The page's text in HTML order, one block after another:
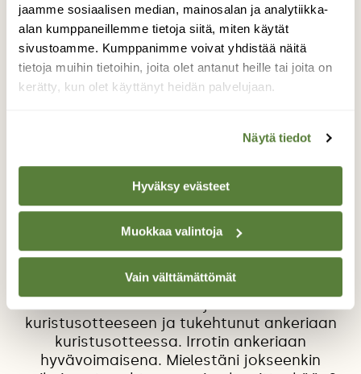
jaamme sosiaalisen median, mainosalan ja analytiikka-
alan kumppaneillemme tietoja siitä, miten käytät
sivustoamme. Kumppanimme voivat yhdistää näitä
tietoja muihin tietoihin, joita olet antanut heille tai joita on
kerätty, kun olet käyttänyt heidän palvelujaan.
Näytä tiedot
Hyväksy evästeet
Muokkaa valintoja
Vain välttämättömät
Luontokuva Kärkölästä
lokakuulta (29.10 2025). Lähetin tämän kuvan
yle luonto .fi mutta eivät tietääkseni
esiintuoneet kuvaa missään. Olin
kalastamassa järvellä kun näin jonkin
kelluvan veden pinnalla. Merimetso oli
ilmeisesti yrittänyt pyydystää ankeriaan
mutta oli kuitenkin joutunut itse
kuristusotteeseen ja tukehtunut ankeriaan
kuristusotteessa. Irrotin ankeriaan
hyvävoimaisena. Mielestäni jokseenkin